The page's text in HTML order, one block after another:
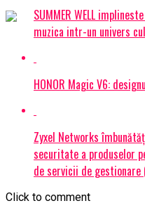
SUMMER WELL
muzica intr-un univers
HONOR Magic V6:
Zyxel Networks
securitate a produselor
de servicii de gestionare
Click to comment